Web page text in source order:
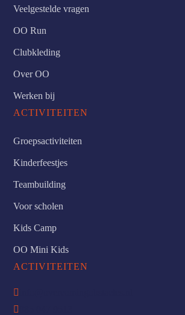
Veelgestelde vragen
OO Run
Clubkleding
Over OO
Werken bij
ACTIVITEITEN
Groepsactiviteiten
Kinderfeestjes
Teambuilding
Voor scholen
Kids Camp
OO Mini Kids
ACTIVITEITEN

